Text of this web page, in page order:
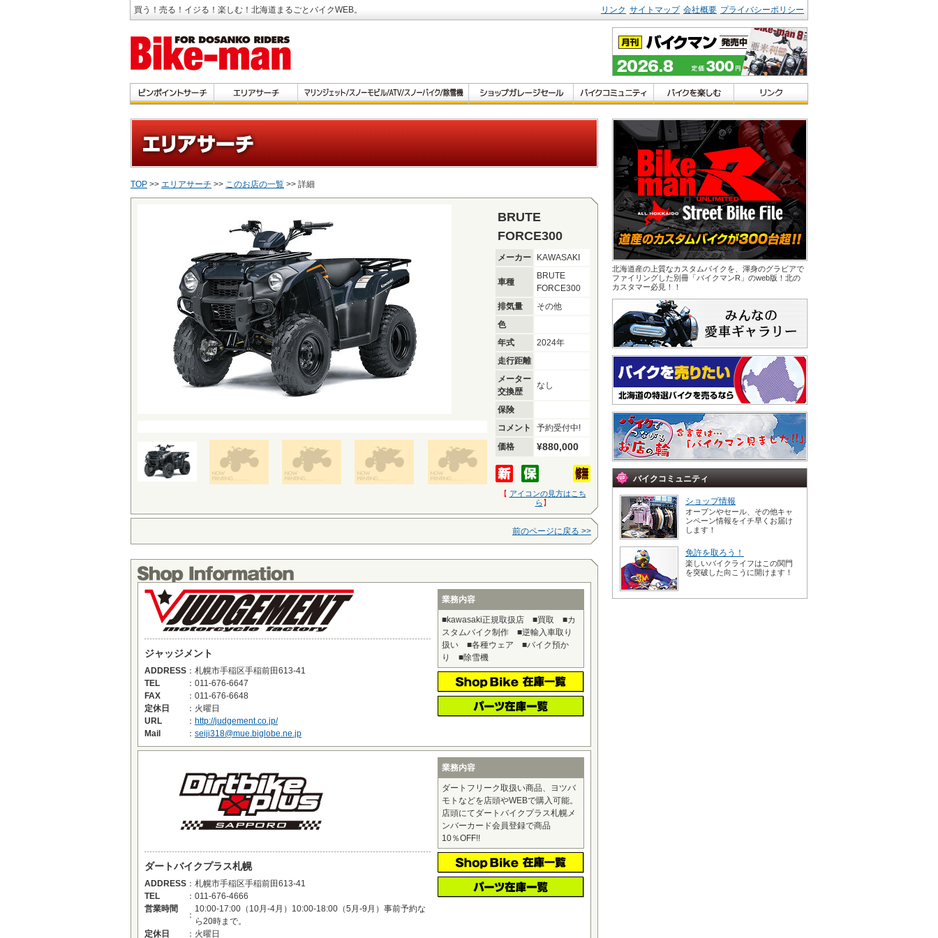
買う！売る！イジる！楽しむ！北海道まるごとバイクWEB。 リンク サイトマップ 会社概要 プライバシーポリシー
TOP >> エリアサーチ >> このお店の一覧 >> 詳細
BRUTE
FORCE300
メーカー KAWASAKI
車種
BRUTE
FORCE300
排気量
その他
色
年式
2024年
走行距離
メーター
交換歴
なし
保険
コメント
予約受付中!
価格
¥880,000
【 アイコンの見方はこち
ら】
前のページに戻る >>
ジャッジメント
ADDRESS ： 札幌市手稲区手稲前田613-41
TEL
： 011-676-6647
FAX
： 011-676-6648
定休日
： 火曜日
URL
： http://judgement.co.jp/
Mail
： seiji318@mue.biglobe.ne.jp
業務内容
■kawasaki正規取扱店 ■買取 ■カ
スタムバイク制作 ■逆輸入車取り
扱い ■各種ウェア ■バイク預か
り ■除雪機
ダートバイクプラス札幌
ADDRESS ： 札幌市手稲区手稲前田613-41
TEL
： 011-676-4666
営業時間
：
10:00-17:00（10月-4月）10:00-18:00（5月-9月）事前予約な
ら20時まで。
定休日
： 火曜日
業務内容
ダートフリーク取扱い商品、ヨツバ
モトなどを店頭やWEBで購入可能。
店頭にてダートバイクプラス札幌メ
ンバーカード会員登録で商品
10％OFF!!
北海道産の上質なカスタムバイクを、渾身のグラビアで
ファイリングした別冊「バイクマンR」のweb版！北の
カスタマー必見！！
バイクコミュニティ
ショップ情報
オープンやセール、その他キャ
ンペーン情報をイチ早くお届け
します！
免許を取ろう！
楽しいバイクライフはこの関門
を突破した向こうに開けます！